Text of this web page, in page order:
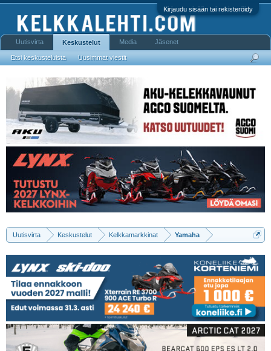
Kirjaudu sisään tai rekisteröidy
Uutisvirta Keskustelut Kelkkamarkkinat Yamaha
Uutisvirta Keskustelut
Etsi keskusteluista Uusimmat viestit
Media Jäsenet